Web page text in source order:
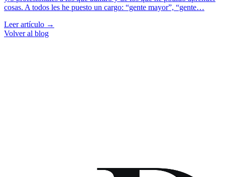
cosas. A todos les he puesto un cargo: “gente mayor”, “gente…
Leer artículo →
Volver al blog